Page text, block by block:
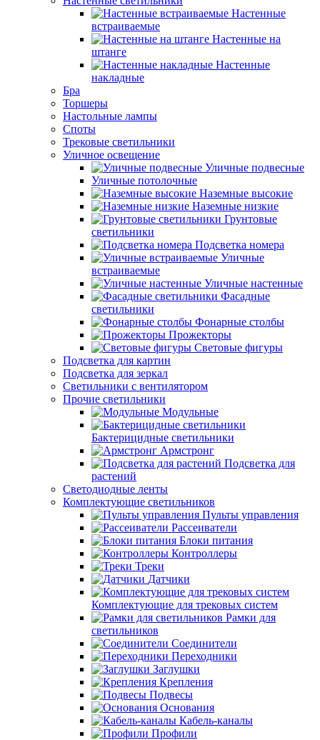
Настенные
встраиваемые
Настенные на
штанге
Настенные
накладные
Бра
Торшеры
Настольные лампы
Споты
Трековые светильники
Уличное освещение
Уличные подвесные
Уличные потолочные
Наземные высокие
Наземные низкие
Грунтовые
светильники
Подсветка номера
Уличные
встраиваемые
Уличные настенные
Фасадные
светильники
Фонарные столбы
Прожекторы
Световые фигуры
Подсветка для картин
Подсветка для зеркал
Светильники с вентилятором
Прочие светильники
Модульные
Бактерицидные светильники
Армстронг
Подсветка для
растений
Светодиодные ленты
Комплектующие светильников
Пульты управления
Рассеиватели
Блоки питания
Контроллеры
Треки
Датчики
Комплектующие для трековых систем
Рамки для
светильников
Соединители
Переходники
Заглушки
Крепления
Подвесы
Основания
Кабель-каналы
Профили